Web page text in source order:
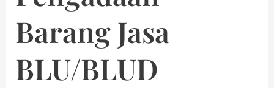
Barang Jasa
BLU/BLUD